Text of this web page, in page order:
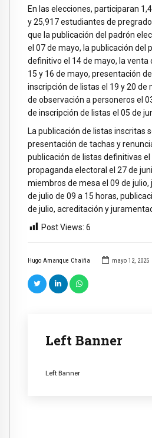
Hugo Amanque Chaiña mayo 12, 2025
Left Banner
Left Banner
En las elecciones, participaran
y 25,917 estudiantes de
que la publicación del padrón
el 07 de mayo, la publicación del
definitivo el 14 de mayo, la venta
15 y 16 de mayo, presentación
inscripción de listas el 19 y 20 de
de observación a personeros el
de inscripción de listas el 05 de
La publicación de listas inscritas
presentación de tachas y
publicación de listas definitivas el
propaganda electoral el 27 de
miembros de mesa el 09 de
de julio de 09 a 15 horas,
de julio, acreditación y
Post Views: 6